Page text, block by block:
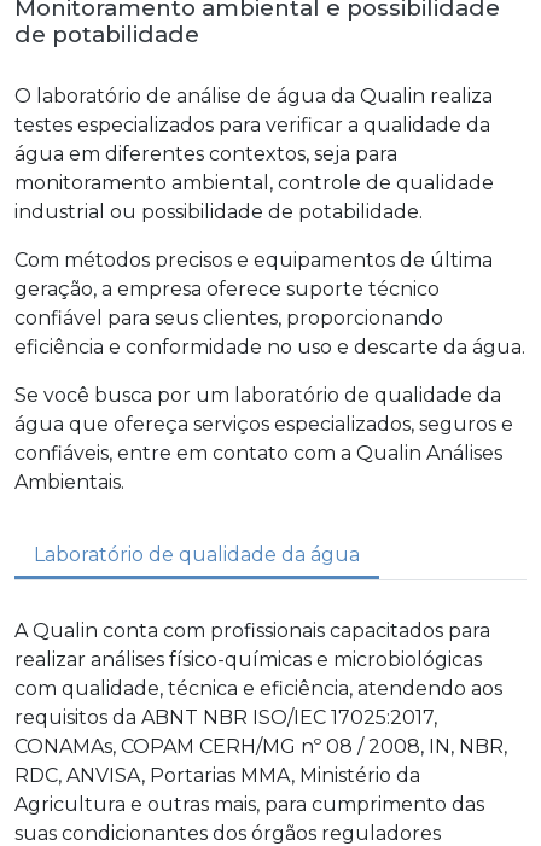
Monitoramento ambiental e possibilidade
de potabilidade
O laboratório de análise de água da Qualin realiza
testes especializados para verificar a qualidade da
água em diferentes contextos, seja para
monitoramento ambiental, controle de qualidade
industrial ou possibilidade de potabilidade.
Com métodos precisos e equipamentos de última
geração, a empresa oferece suporte técnico
confiável para seus clientes, proporcionando
eficiência e conformidade no uso e descarte da água.
Se você busca por um laboratório de qualidade da
água que ofereça serviços especializados, seguros e
confiáveis, entre em contato com a Qualin Análises
Ambientais.
Laboratório de qualidade da água
A Qualin conta com profissionais capacitados para
realizar análises físico-químicas e microbiológicas
com qualidade, técnica e eficiência, atendendo aos
requisitos da ABNT NBR ISO/IEC 17025:2017,
CONAMAs, COPAM CERH/MG nº 08 / 2008, IN, NBR,
RDC, ANVISA, Portarias MMA, Ministério da
Agricultura e outras mais, para cumprimento das
suas condicionantes dos órgãos reguladores